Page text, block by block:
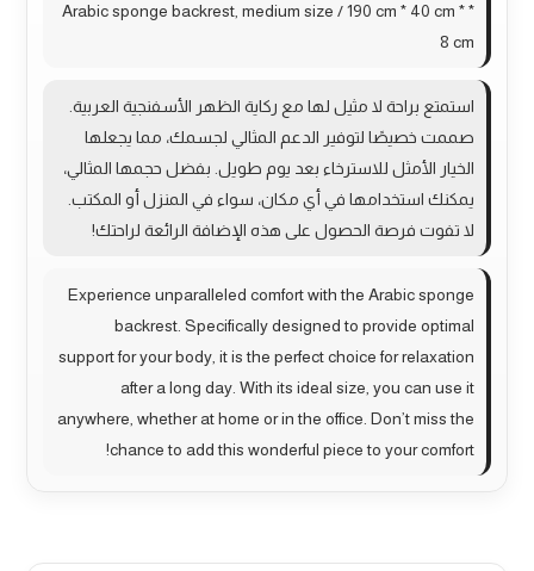
* Arabic sponge backrest, medium size / 190 cm * 40 cm *
8 cm
استمتع براحة لا مثيل لها مع ركاية الظهر الأسفنجية العربية.
صممت خصيصًا لتوفير الدعم المثالي لجسمك، مما يجعلها
الخيار الأمثل للاسترخاء بعد يوم طويل. بفضل حجمها المثالي،
يمكنك استخدامها في أي مكان، سواء في المنزل أو المكتب.
لا تفوت فرصة الحصول على هذه الإضافة الرائعة لراحتك!
Experience unparalleled comfort with the Arabic sponge
backrest. Specifically designed to provide optimal
support for your body, it is the perfect choice for relaxation
after a long day. With its ideal size, you can use it
anywhere, whether at home or in the office. Don’t miss the
chance to add this wonderful piece to your comfort!